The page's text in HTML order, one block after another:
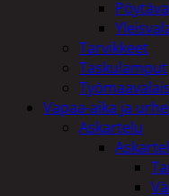
Tarvikkeet
Taskulamput
Vapaa-aika ja
Askartelu